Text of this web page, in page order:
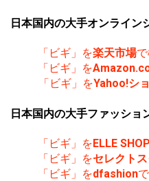
日本国内の大手オンライン
「ビギ」を楽天市場
「ビギ」を
「ビギ」をYahoo!シ
日本国内の大手ファッショ
「ビギ」をELLE SHOP
「ビギ」をセレクト
「ビギ」をdfashion